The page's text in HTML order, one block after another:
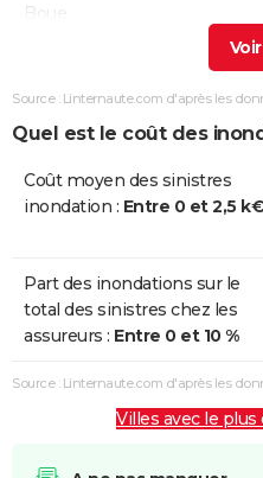
Boue
et/ou
Boue
08/04/2022
Inondations
et/ou
17/09/2007
Inondations
et/ou
Coulées de
29/12/2001
Source : Linternaute.com d'après les
Quel est le coût des
Coût moyen des sinistres
inondation : Entre 0 et 2,5 k€
Part des inondations sur le
total des sinistres chez les
assureurs : Entre 0 et 10 %
Source : Linternaute.com d'après les
Villes avec le